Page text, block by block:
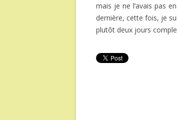
mais je ne l’avais pas
dernière, cette fois, je
plutôt deux jours